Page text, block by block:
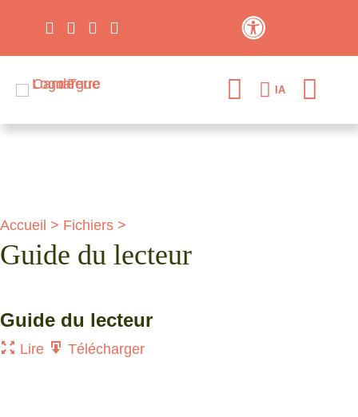
IA
Accueil > Fichiers >
Guide du lecteur
Guide du lecteur
Lire Télécharger